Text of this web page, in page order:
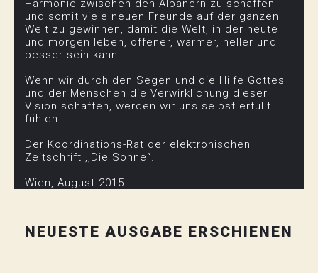
Harmonie zwischen den Albanern zu schaffen
und somit viele neuen Freunde auf der ganzen
Welt zu gewinnen, damit die Welt, in der heute
und morgen leben, offener, wärmer, heller und
besser sein kann.
Wenn wir durch den Segen und die Hilfe Gottes
und der Menschen die Verwirklichung dieser
Vision schaffen, werden wir uns selbst erfüllt
fühlen.
Der Koordinations-Rat der elektronischen
Zeitschrift ,,Die Sonne“.
Wien, August 2015
NEUESTE AUSGABE ERSCHIENEN